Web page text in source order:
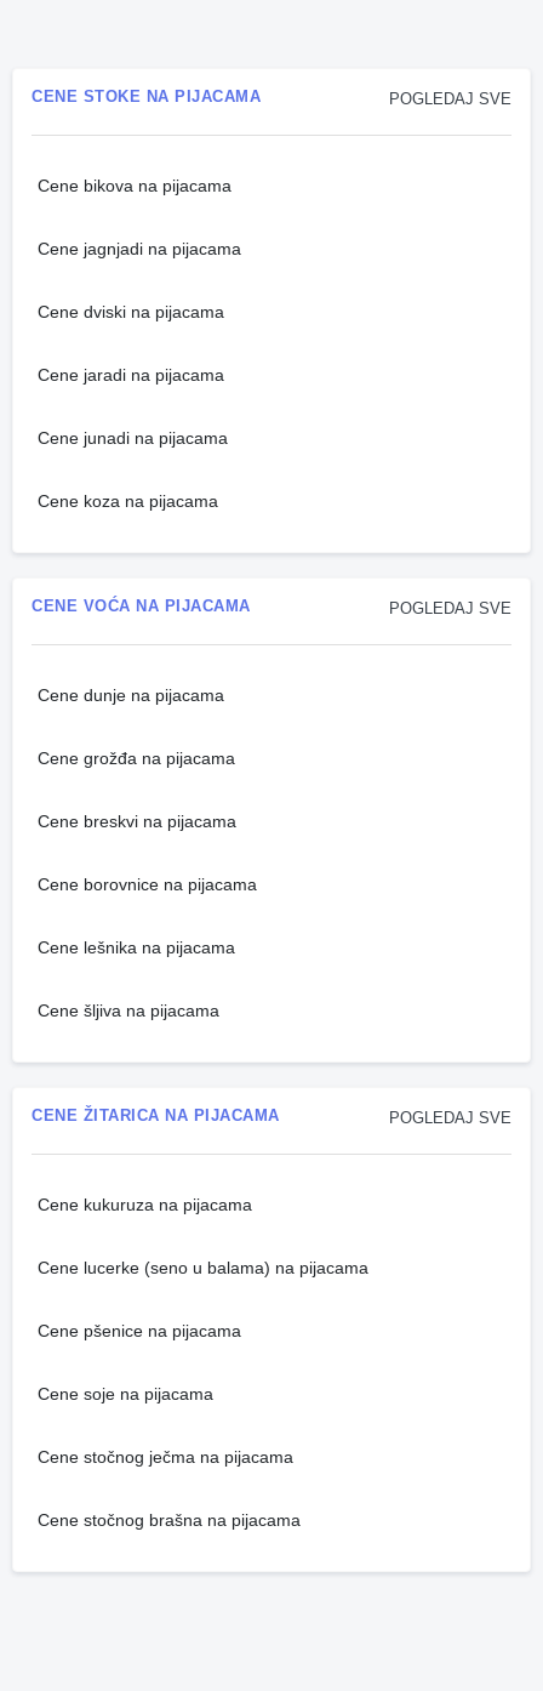
POGLEDAJ SVE
CENE STOKE NA PIJACAMA
Cene bikova na pijacama
Cene jagnjadi na pijacama
Cene dviski na pijacama
Cene jaradi na pijacama
Cene junadi na pijacama
Cene koza na pijacama
POGLEDAJ SVE
CENE VOĆA NA PIJACAMA
Cene dunje na pijacama
Cene grožđa na pijacama
Cene breskvi na pijacama
Cene borovnice na pijacama
Cene lešnika na pijacama
Cene šljiva na pijacama
POGLEDAJ SVE
CENE ŽITARICA NA PIJACAMA
Cene kukuruza na pijacama
Cene lucerke (seno u balama) na pijacama
Cene pšenice na pijacama
Cene soje na pijacama
Cene stočnog ječma na pijacama
Cene stočnog brašna na pijacama